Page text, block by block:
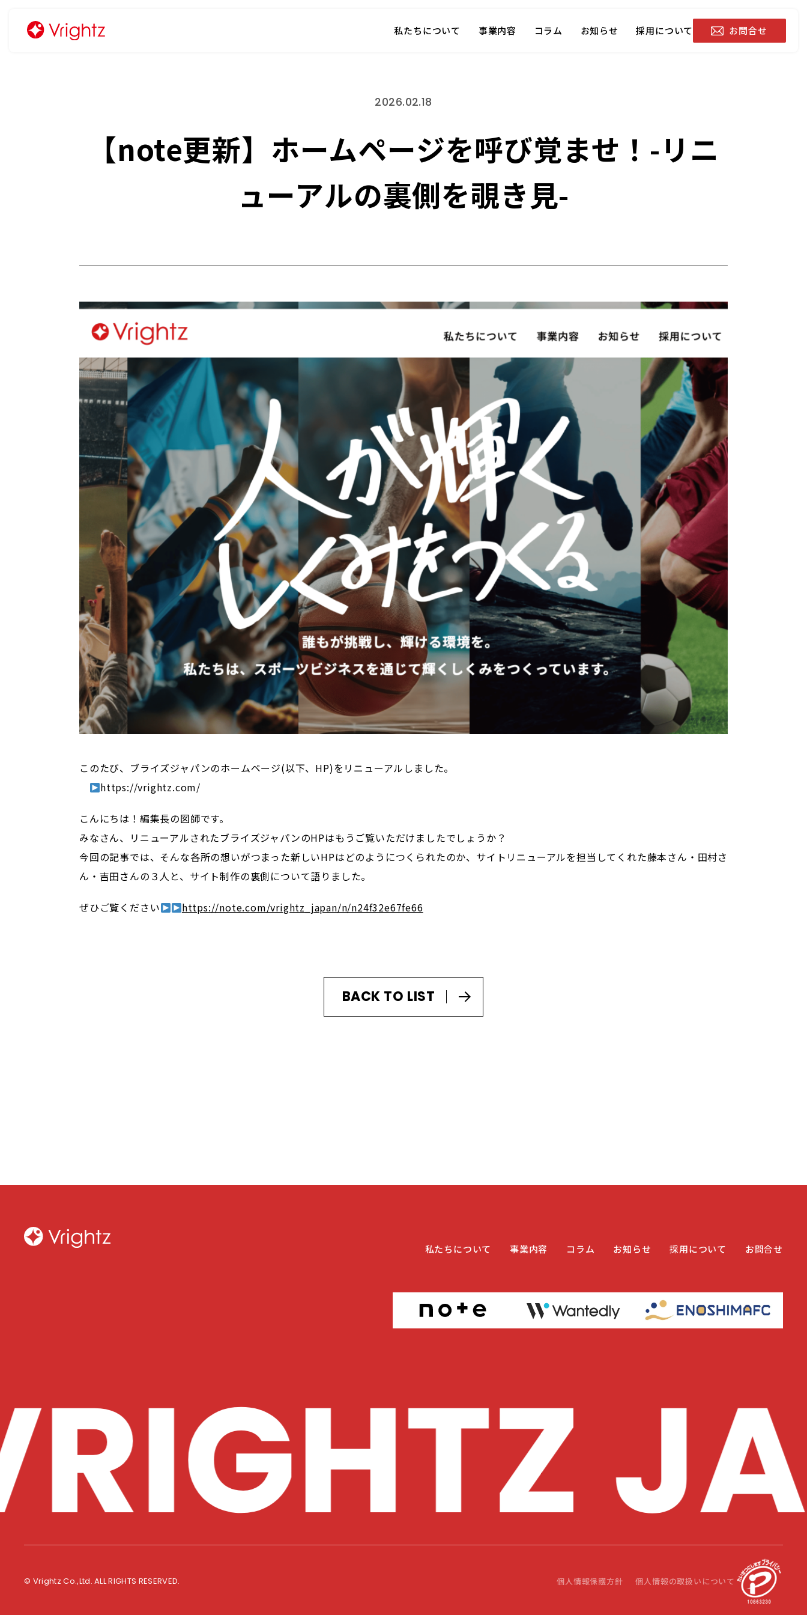
私たちについて 事業内容 コラム お知らせ 採用について お問合せ
2026.02.18
【note更新】ホームページを呼び覚ませ！-リニ
ューアルの裏側を覗き見-
このたび、ブライズジャパンのホームページ(以下、HP)をリニューアルしました。
https://vrightz.com/
こんにちは！編集長の図師です。
みなさん、リニューアルされたブライズジャパンのHPはもうご覧いただけましたでしょうか？
今回の記事では、そんな各所の想いがつまった新しいHPはどのようにつくられたのか、サイトリニューアルを担当してくれた藤本さん・田村さ
ん・吉田さんの３人と、サイト制作の裏側について語りました。
ぜひご覧ください https://note.com/vrightz_japan/n/n24f32e67fe66
BACK TO LIST
私たちについて 事業内容 コラム お知らせ 採用について お問合せ
個人情報保護方針 個人情報の取扱いについて
© Vrightz Co.,Ltd. ALL RIGHTS RESERVED.